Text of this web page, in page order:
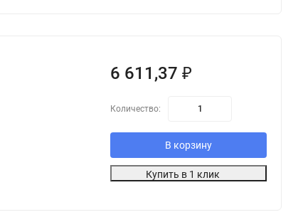
6 611,37 ₽
Количество:
В корзину
Купить в 1 клик